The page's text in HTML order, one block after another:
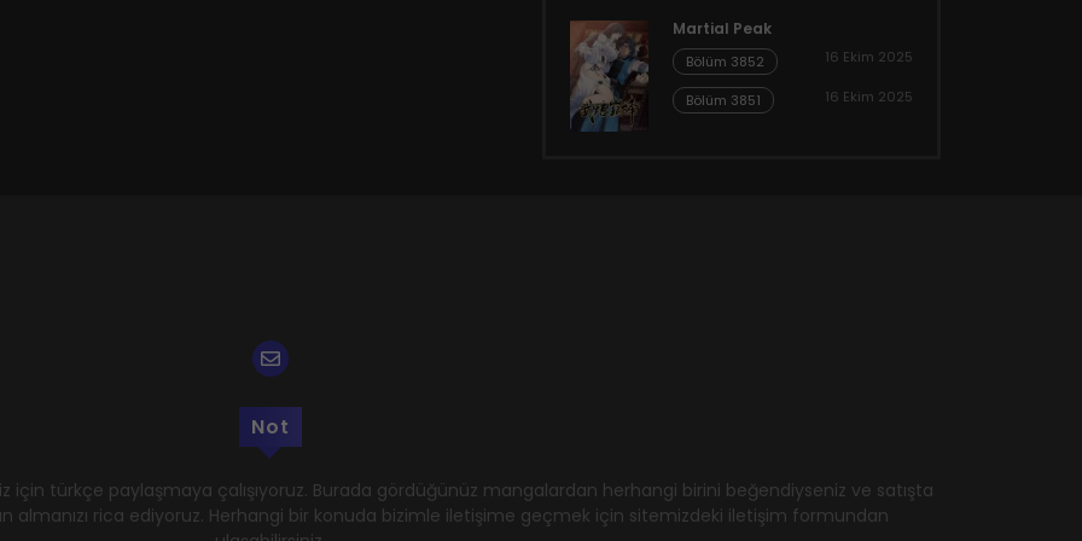
Martial Peak
Bölüm 3852 16 Ekim 2025
Bölüm 3851 16 Ekim 2025
Not
için türkçe paylaşmaya çalışıyoruz. Burada gördüğünüz mangalardan herhangi birini beğendiyseniz ve satışta
almanızı rica ediyoruz. Herhangi bir konuda bizimle iletişime geçmek için sitemizdeki iletişim formundan